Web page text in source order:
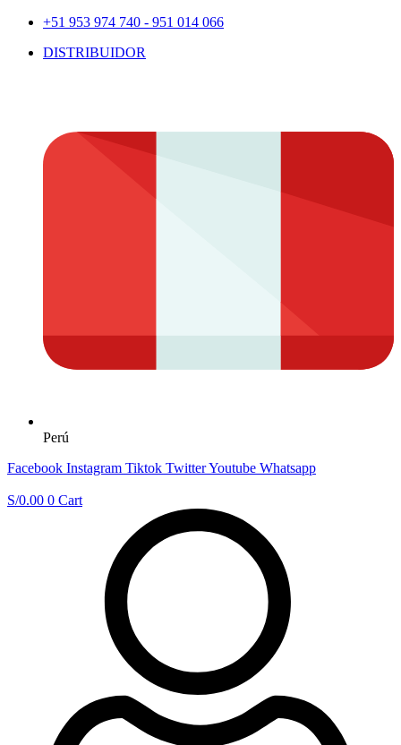
+51 953 974 740 - 951 014 066
DISTRIBUIDOR
Perú
Facebook Instagram Tiktok TwitterYoutube Whatsapp
S/0.00 0 Cart